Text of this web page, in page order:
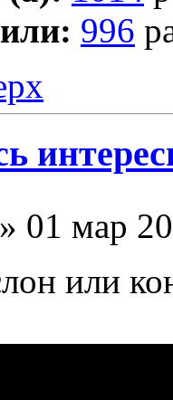
996
» 01 мар
или